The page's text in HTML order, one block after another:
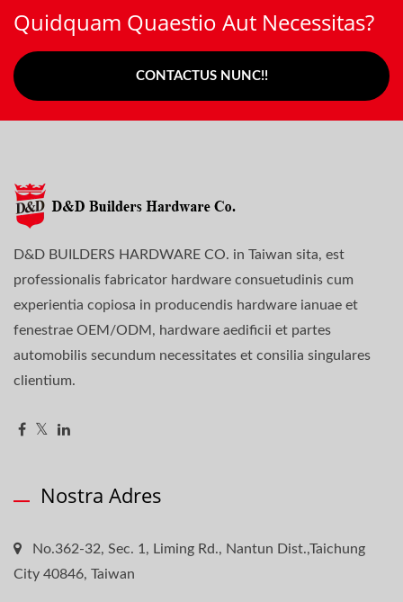
Quidquam Quaestio Aut Necessitas?
CONTACTUS NUNC!!
D&D BUILDERS HARDWARE CO. in Taiwan sita, est
professionalis fabricator hardware consuetudinis cum
experientia copiosa in producendis hardware ianuae et
fenestrae OEM/ODM, hardware aedificii et partes
automobilis secundum necessitates et consilia singulares
clientium.
Nostra Adres
No.362-32, Sec. 1, Liming Rd., Nantun Dist.,Taichung
City 40846, Taiwan